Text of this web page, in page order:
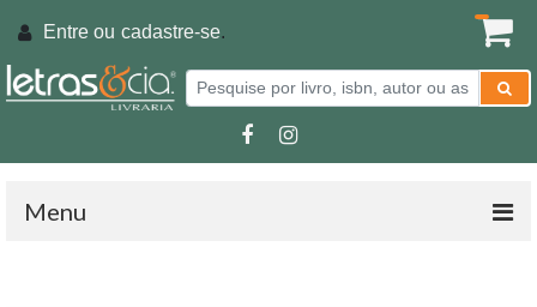
Entre ou cadastre-se.
Menu